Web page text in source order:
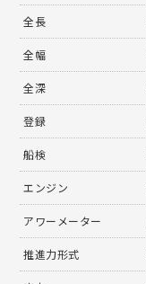
全長
全幅
全深
登録
船検
エンジン
アワーメーター
推進力形式